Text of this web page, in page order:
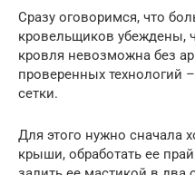
Сразу оговоримся, что
кровельщиков убеждены,
кровля невозможна без
проверенных технологий
сетки.
Для этого нужно сначала
крыши, обработать ее